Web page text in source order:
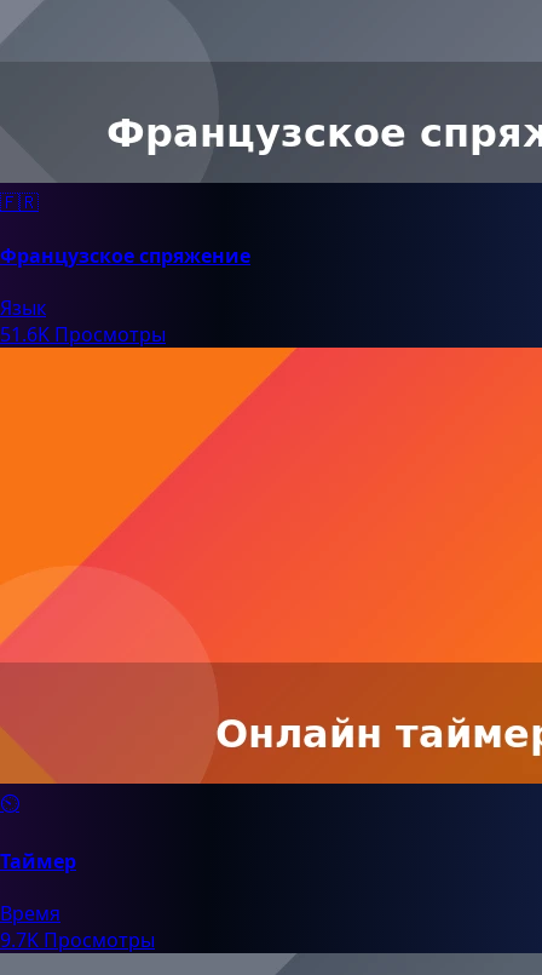
🇫🇷
Французское спряжение
Язык
51.6K Просмотры
⏲️
Таймер
Время
9.7K Просмотры